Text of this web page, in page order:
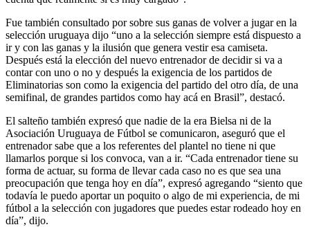
Fue también consultado por sobre sus ganas de volver a jugar en la
selección uruguaya dijo “uno a la selección siempre está dispuesto a
ir y con las ganas y la ilusión que genera vestir esa camiseta.
Después está la elección del nuevo entrenador de decidir si va a
contar con uno o no y después la exigencia de los partidos de
Eliminatorias son como la exigencia del partido del otro día, de una
semifinal, de grandes partidos como hay acá en Brasil”, destacó.
El salteño también expresó que nadie de la era Bielsa ni de la
Asociación Uruguaya de Fútbol se comunicaron, aseguró que el
entrenador sabe que a los referentes del plantel no tiene ni que
llamarlos porque si los convoca, van a ir. “Cada entrenador tiene su
forma de actuar, su forma de llevar cada caso no es que sea una
preocupación que tenga hoy en día”, expresó agregando “siento que
todavía le puedo aportar un poquito o algo de mi experiencia, de mi
fútbol a la selección con jugadores que puedes estar rodeado hoy en
día”, dijo.